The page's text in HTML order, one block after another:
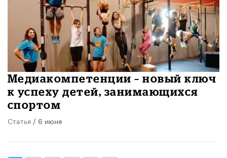
Медиакомпетенции – новый ключ
к успеху детей, занимающихся
спортом
Статья / 6 июня